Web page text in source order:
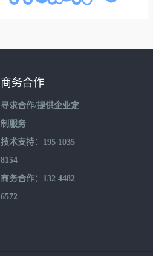
商务合作
寻求合作/提供企业定
制服务
技术支持：195 1035
8154
商务合作：132 4482
6572